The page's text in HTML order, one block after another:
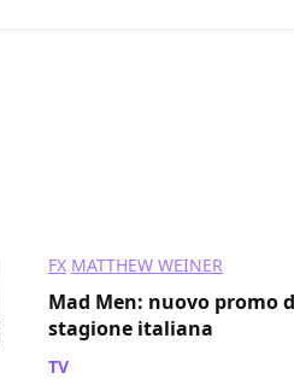
FX MATTHEW WEINER
Mad Men: nuovo promo
stagione italiana
TV